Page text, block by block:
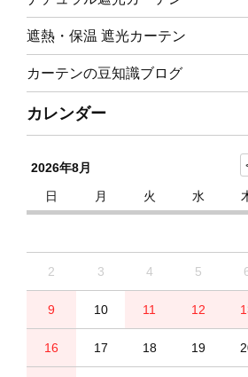
遮熱・保温 遮光カーテン
カーテンの豆知識ブログ
カレンダー
2026年8月
日
月 火 水
2 3 4 5
9 10 11 12
16 17 18 19